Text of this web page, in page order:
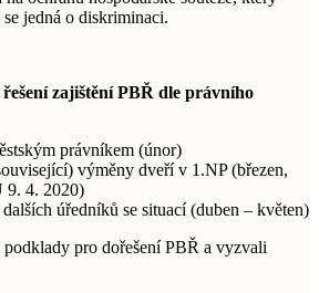
jedná o diskriminaci.
zajištění PBŘ dle právního
právníkem (únor)
výměny dveří v 1.NP (březen,
9. 4. 2020)
úředníků se situací (duben – květen)
pro dořešení PBŘ a vyzvali